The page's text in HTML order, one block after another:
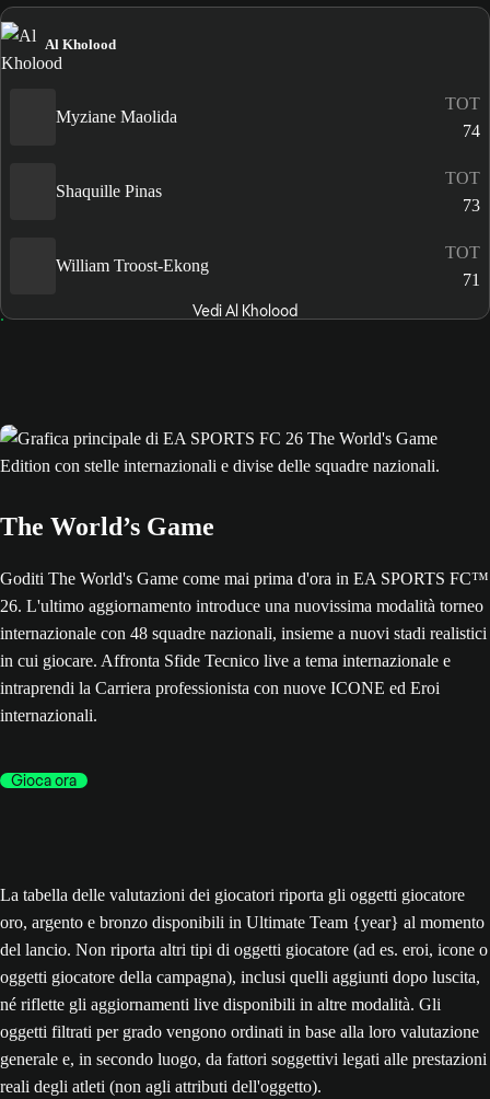
Al Kholood
Myziane Maolida
TOT
74
Shaquille Pinas
TOT
73
William Troost-Ekong
TOT
71
Vedi Al Kholood
The World’s Game
Goditi The World's Game come mai prima d'ora in EA SPORTS FC™
26. L'ultimo aggiornamento introduce una nuovissima modalità torneo
internazionale con 48 squadre nazionali, insieme a nuovi stadi realistici
in cui giocare. Affronta Sfide Tecnico live a tema internazionale e
intraprendi la Carriera professionista con nuove ICONE ed Eroi
internazionali.
Gioca ora
La tabella delle valutazioni dei giocatori riporta gli oggetti giocatore
oro, argento e bronzo disponibili in Ultimate Team {year} al momento
del lancio. Non riporta altri tipi di oggetti giocatore (ad es. eroi, icone o
oggetti giocatore della campagna), inclusi quelli aggiunti dopo luscita,
né riflette gli aggiornamenti live disponibili in altre modalità. Gli
oggetti filtrati per grado vengono ordinati in base alla loro valutazione
generale e, in secondo luogo, da fattori soggettivi legati alle prestazioni
reali degli atleti (non agli attributi dell'oggetto).